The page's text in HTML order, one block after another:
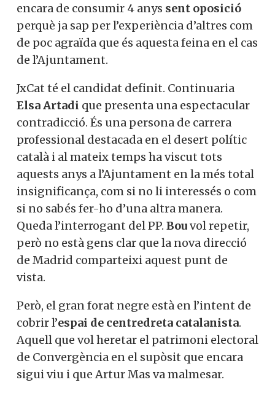
encara de consumir 4 anys sent oposició
perquè ja sap per l’experiència d’altres com
de poc agraïda que és aquesta feina en el cas
de l’Ajuntament.
JxCat té el candidat definit. Continuaria
Elsa Artadi que presenta una espectacular
contradicció. És una persona de carrera
professional destacada en el desert polític
català i al mateix temps ha viscut tots
aquests anys a l’Ajuntament en la més total
insignificança, com si no li interessés o com
si no sabés fer-ho d’una altra manera.
Queda l’interrogant del PP. Bouvol repetir,
però no està gens clar que la nova direcció
de Madrid comparteixi aquest punt de
vista.
Però, el gran forat negre està en l’intent de
cobrir l’espai de centredreta catalanista.
Aquell que vol heretar el patrimoni electoral
de Convergència en el supòsit que encara
sigui viu i que Artur Mas va malmesar.